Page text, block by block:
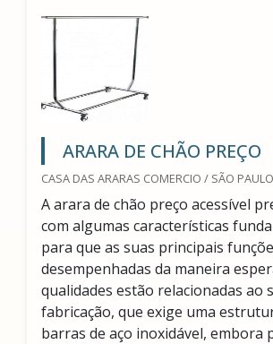
ARARA DE CHÃO PREÇO
CASA DAS ARARAS COMERCIO / SÃO
A arara de chão preço acessível
com algumas características
para que as suas principais
desempenhadas da maneira
qualidades estão relacionadas ao
fabricação, que exige uma
barras de aço inoxidável, embora